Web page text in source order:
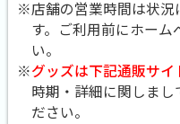
※店舗の営業時間は状況
す。ご利用前にホー
い。
※グッズは下記通販サイ
時期・詳細に関しま
ださい。